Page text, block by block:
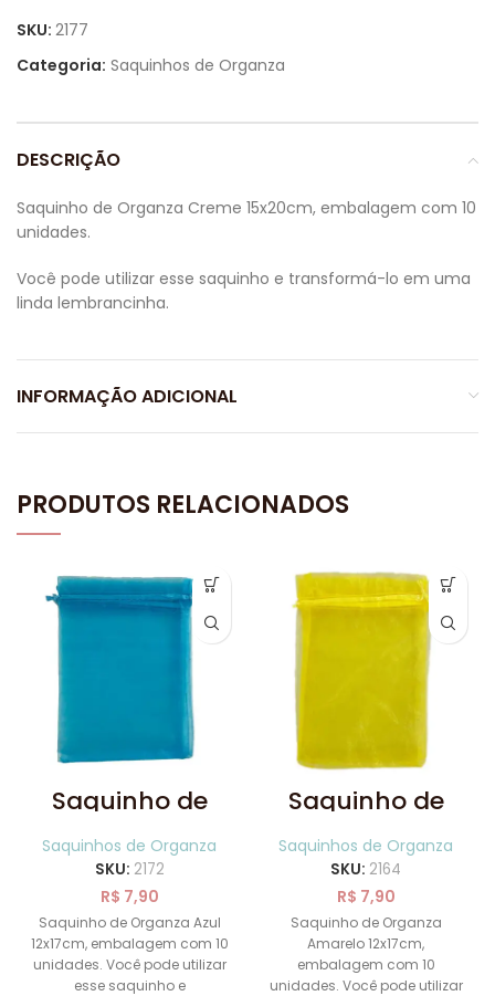
SKU: 2177
Categoria: Saquinhos de Organza
DESCRIÇÃO
Saquinho de Organza Creme 15x20cm, embalagem com 10
unidades.
Você pode utilizar esse saquinho e transformá-lo em uma
linda lembrancinha.
INFORMAÇÃO ADICIONAL
PRODUTOS RELACIONADOS
Saquinho de
Organza Azul
12x17cm
Saquinhos de Organza
SKU: 2172
R$ 7,90
Saquinho de Organza Azul
12x17cm, embalagem com 10
unidades. Você pode utilizar
esse saquinho e
Saquinho de
Organza
Amarelo
12x17cm
Saquinhos de Organza
SKU: 2164
R$ 7,90
Saquinho de Organza
Amarelo 12x17cm,
embalagem com 10
unidades. Você pode utilizar